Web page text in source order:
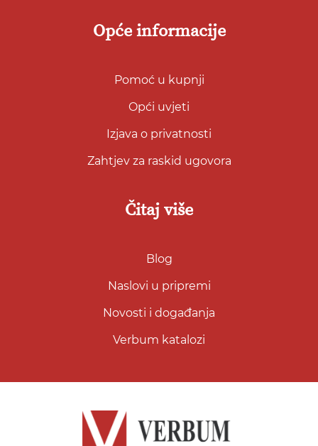
Opće informacije
Pomoć u kupnji
Opći uvjeti
Izjava o privatnosti
Zahtjev za raskid ugovora
Čitaj više
Blog
Naslovi u pripremi
Novosti i događanja
Verbum katalozi